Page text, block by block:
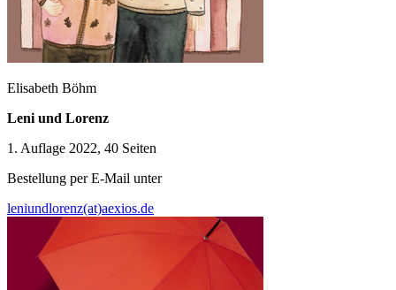
Elisabeth Böhm
Leni und Lorenz
1. Auflage 2022, 40 Seiten
Bestellung per E-Mail unter
leniundlorenz(at)aexios.de